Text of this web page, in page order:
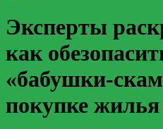
Эксперты
как
«бабушки-
покупке жилья